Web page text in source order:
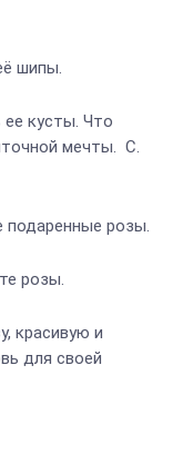
шипы.
кусты. Что
мечты. С.
розы.
розы.
красивую и
для своей